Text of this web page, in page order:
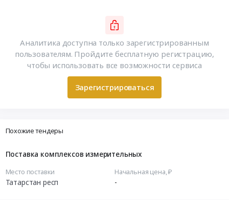
Аналитика доступна только зарегистрированным
пользователям. Пройдите бесплатную регистрацию,
чтобы использовать все возможности сервиса
Зарегистрироваться
Похожие тендеры
Поставка комплексов измерительных
Место поставки
Татарстан респ
Начальная цена, ₽
-